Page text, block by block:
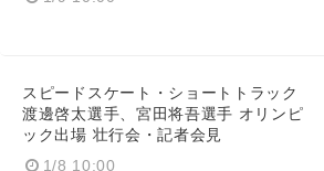
スピードスケート・ショートトラック
渡邊啓太選手、宮田将吾選手 オリンピ
ック出場 壮行会・記者会見
1/8 10:00